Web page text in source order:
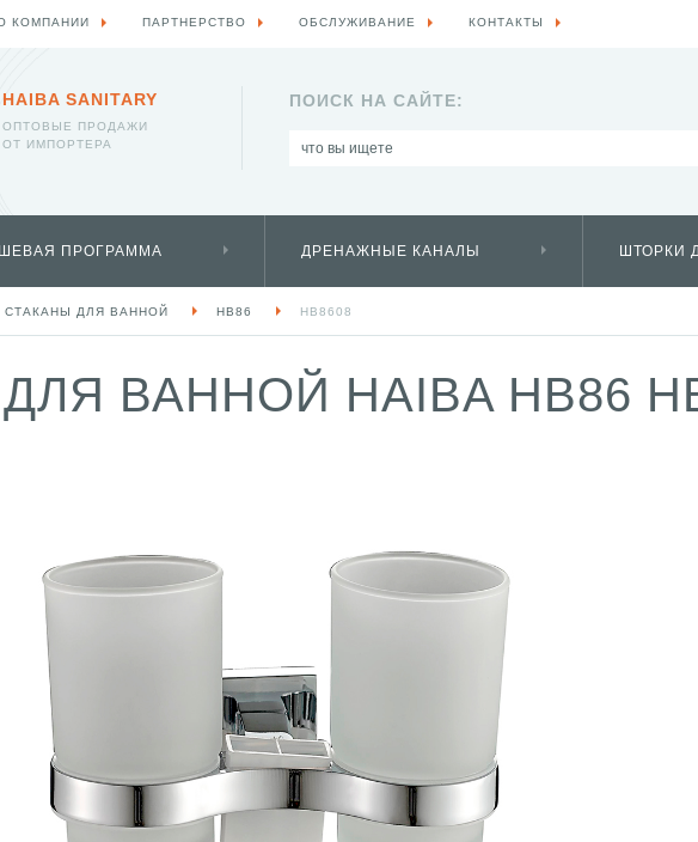
HAIBA SANITARY
ОПТОВЫЕ ПРОДАЖИ
ОТ ИМПОРТЕРА
ПОИСК НА САЙТЕ:
ПРОГРАММА ДРЕНАЖНЫЕ КАНАЛЫ ШТОРКИ
СТАКАНЫ ДЛЯ ВАННОЙ HB86 HB8608
ВАННОЙ HAIBA HB86
КОМПАНИИ ПАРТНЕРСТВО ОБСЛУЖИВАНИЕ КОНТАКТЫ